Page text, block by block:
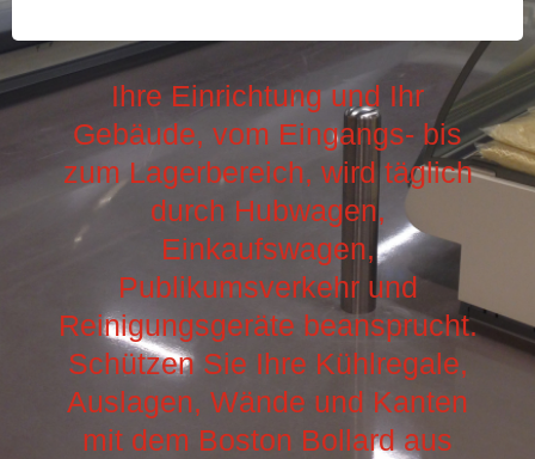
Ihre Einrichtung und Ihr
Gebäude, vom Eingangs- bis
zum Lagerbereich, wird täglich
durch Hubwagen,
Einkaufswagen,
Publikumsverkehr und
Reinigungsgeräte beansprucht.
Schützen Sie Ihre Kühlregale,
Auslagen, Wände und Kanten
mit dem Boston Bollard aus